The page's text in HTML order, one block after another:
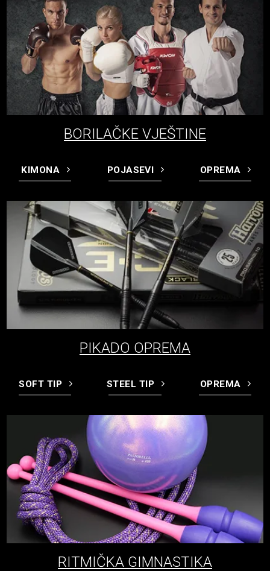
BORILAČKE VJEŠTINE
KIMONA POJASEVI OPREMA
PIKADO OPREMA
SOFT TIP STEEL TIP OPREMA
RITMIČKA GIMNASTIKA